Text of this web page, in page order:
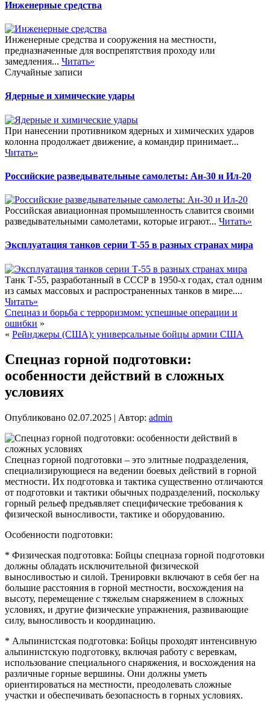
Инженерные средства
Инженерные средства и сооружения на местности,
предназначенные для воспрепятствия проходу или
замедления... Читать»
Случайные записи
Ядерные и химические удары
При нанесении противником ядерных и химических ударов
колонна продолжает движение, а командир принимает...
Читать»
Российские разведывательные самолеты: Ан-30 и Ил-20
Российская авиационная промышленность славится своими
разведывательными самолетами, которые играют... Читать»
Эксплуатация танков серии Т-55 в разных странах мира
Танк Т-55, разработанный в СССР в 1950-х годах, стал одним
из самых массовых и распространенных танков в мире....
Читать»
Спецназ и борьба с терроризмом: успешные операции и
ошибки »
« Рейнджеры (США): универсальные бойцы армии США
Спецназ горной подготовки:
особенности действий в сложных
условиях
Опубликовано 02.07.2025 | Автор: admin
Спецназ горной подготовки – это элитные подразделения,
специализирующиеся на ведении боевых действий в горной
местности. Их подготовка и тактика существенно отличаются
от подготовки и тактики обычных подразделений, поскольку
горный рельеф предъявляет специфические требования к
физической выносливости, тактике и оборудованию.
Особенности подготовки:
* Физическая подготовка: Бойцы спецназа горной подготовки
должны обладать исключительной физической
выносливостью и силой. Тренировки включают в себя бег на
большие расстояния в горной местности, восхождения на
высоту, перемещение с тяжелым снаряжением в сложных
условиях, и другие физические упражнения, развивающие
силу, выносливость и координацию.
* Альпинистская подготовка: Бойцы проходят интенсивную
альпинистскую подготовку, включая работу с веревкам,
использование специального снаряжения, и восхождения на
различные горные вершины. Они должны уметь
ориентироваться на местности, преодолевать сложные
участки и обеспечивать безопасность в горных условиях.